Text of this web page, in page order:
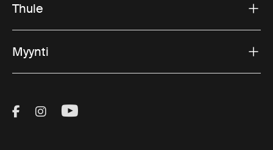
Thule
Myynti
Visit Thule on Facebook (external link)
Visit Thule on Instagram (external link)
Visit Thule on Youtube (external